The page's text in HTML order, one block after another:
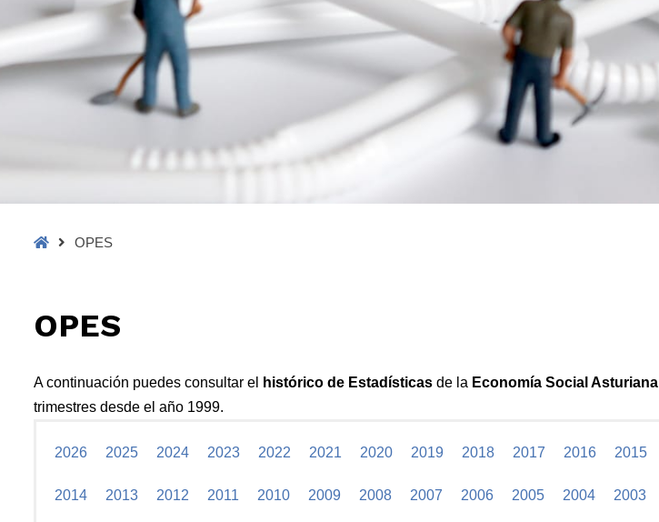
HomeOPES
OPES
A continuación puedes consultar el histórico de Estadísticas de la Economía Social Asturiana
trimestres desde el año 1999.
2026 2025 2024 2023 2022 2021 2020 2019 2018 2017 2016 2015
2014 2013 2012 2011 2010 2009 2008 2007 2006 2005 2004 2003